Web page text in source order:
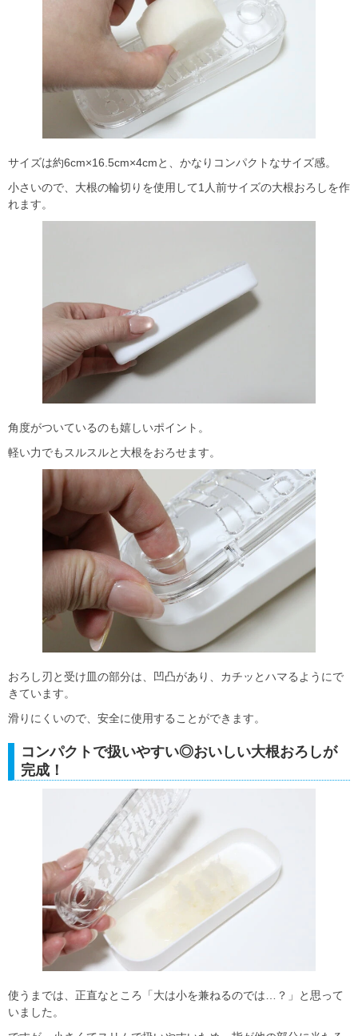
サイズは約6cm×16.5cm×4cmと、かなりコンパクトなサイズ感。
小さいので、大根の輪切りを使用して1人前サイズの大根おろしを作
れます。
角度がついているのも嬉しいポイント。
軽い力でもスルスルと大根をおろせます。
おろし刃と受け皿の部分は、凹凸があり、カチッとハマるようにで
きています。
滑りにくいので、安全に使用することができます。
コンパクトで扱いやすい◎おいしい大根おろしが
完成！
使うまでは、正直なところ「大は小を兼ねるのでは…？」と思って
いました。